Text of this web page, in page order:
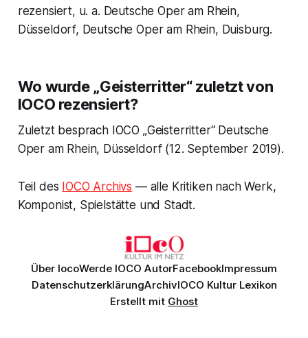
rezensiert, u. a. Deutsche Oper am Rhein,
Düsseldorf, Deutsche Oper am Rhein, Duisburg.
Wo wurde „Geisterritter“ zuletzt von
IOCO rezensiert?
Zuletzt besprach IOCO „Geisterritter“ Deutsche
Oper am Rhein, Düsseldorf (12. September 2019).
Teil des IOCO Archivs — alle Kritiken nach Werk,
Komponist, Spielstätte und Stadt.
Über IocoWerde IOCO AutorFacebookImpressum
DatenschutzerklärungArchivIOCO Kultur Lexikon
Erstellt mit Ghost